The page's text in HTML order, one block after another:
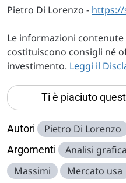
Pietro Di Lorenzo -
Le informazioni
costituiscono consigli né
investimento. Leggi il
Ti è piaciuto
Autori Pietro Di Lorenzo
Argomenti Analisi grafica
Massimi
Mercato usa